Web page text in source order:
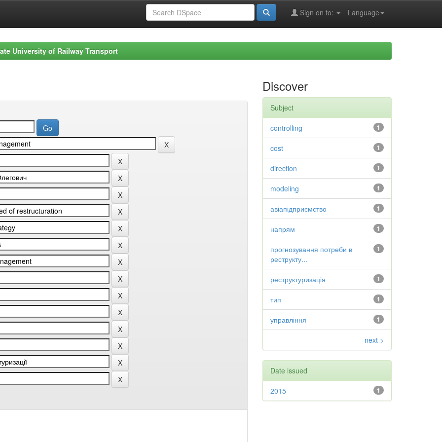
Language
Sign on to:
University of Railway Transport
Discover
Subject
1
controlling
1
cost
1
direction
1
modeling
1
авіапідприємство
1
напрям
1
прогнозування потреби в
реструкту...
1
реструктуризація
1
тип
1
управління
next >
Date issued
1
2015